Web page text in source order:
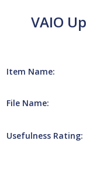
VAIO
Item Name:
File Name:
Usefulness Rating: